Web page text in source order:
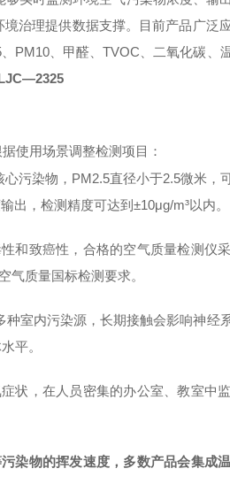
治理提供数据支撑。目前产品广泛
、 PM10、甲醛、TVOC 、二氧化碳、
—2325
使用场景调整检测项目：
污染物， PM2.5直径小于2.5微米，
出，检测精度可达到 ±10μg/m³以内。
和致癌性，合格的空气质量检测仪
气质量国标检测要求。
室内污染源，长期接触会影响神经
平。
状，在人员密集的办公室、教室中
染物的挥发速度，多数产品会集成